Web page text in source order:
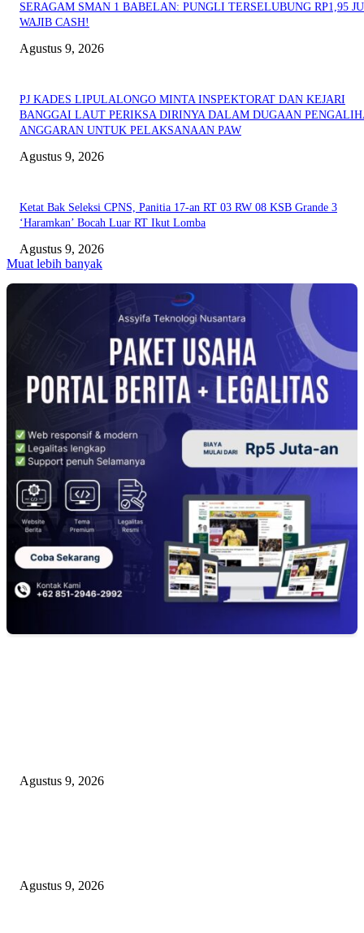
SERAGAM SMAN 1 BABELAN: PUNGLI TERSELUBUNG RP1,95
WAJIB CASH!
Agustus 9, 2026
PJ KADES LIPULALONGO MINTA INSPEKTORAT DAN KEJARI
BANGGAI LAUT PERIKSA DIRINYA DALAM DUGAAN
ANGGARAN UNTUK PELAKSANAAN PAW
Agustus 9, 2026
Ketat Bak Seleksi CPNS, Panitia 17-an RT 03 RW 08 KSB Grande 3
‘Haramkan’ Bocah Luar RT Ikut Lomba
Agustus 9, 2026
Muat lebih banyak
Agustus 9, 2026
Agustus 9, 2026